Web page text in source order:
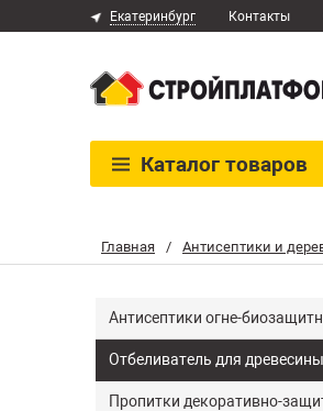
Главная / Антисептики и
Антисептики огне-
Отбеливатель для древесины
Пропитки декоративно-
Екатеринбург Контакты
Каталог товаров